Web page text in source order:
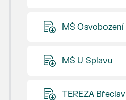
MŠ Osvobození
MŠ U Splavu
TEREZA Břeclav